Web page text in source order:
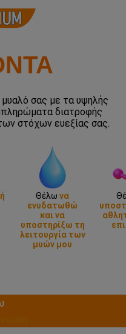
σας με τα υψηλής
διατροφής
στόχων ευεξίας σας.
Θέλωνα
ενυδατωθώ
και να
υποστηρίξω τη
λειτουργία των
μυών μου